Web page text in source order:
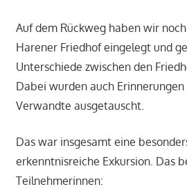
Auf dem Rückweg haben wir
Harener Friedhof eingelegt und
Unterschiede zwischen den
Dabei wurden auch
Verwandte ausgetauscht.
Das war insgesamt eine
erkenntnisreiche Exkursion. Das
Teilnehmerinnen: